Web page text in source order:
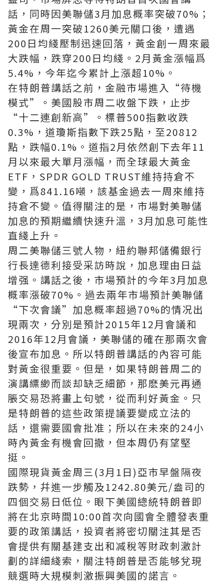
話，同時因美聯儲3月加息概率突破70%；
黃金在周一突破1260美元關口後，遭遇
200日均綫壓制迅速回落，黃金創一周來最
大跌幅，跌穿200日均綫。2月黃金漲幅爲
5.4%，今年迄今累計上漲超10%。
在特朗普講話之前，金融市場進入“待機
模式”。美國股市周二收盤下跌，止步
“十二連創新高”。標普500指數收跌
0.3%，道瓊斯指數下跌25點，至20812
點，跌幅0.1%。道指2月依然創下去年11
月以來最大單月漲幅，而全球最大黃金
ETF，SPDR GOLD TRUST維持持倉不
變，爲841.16噸，該基金過去一周來維持
持倉不變。值得關注的是，市場對美聯儲
加息的預期繼續快速升溫，3月加息可能性
直綫上升。
周二美聯儲三號人物，紐約聯邦儲備銀行
行長達德利接受采訪時說，加息理由日益
增强。講話之後，市場預計的今年3月加息
概率漲破70%。過去兩年市場預計美聯儲
“下次會議”加息概率超過70%的情况出
現兩次，分別是預計2015年12月會議和
2016年12月會議，美聯儲的確在那兩次會
後宣布加息。所以特朗普講話的內容可能
對黃金很重要。但是，如果特朗普周二的
演講縹緲而談却缺乏細節，那麽美元再通
脹交易恐將畫上句號，從而利好黃金。只
是特朗普的這些政策提議要變成立法的
話，還需要國會批准；所以在未來的24小
時內黃金有機會回撤，但本周仍有望堅
挺。
國際現貨黃金周三(3月1日)亞市早盤隔夜
跌勢，幷進一步觸及1242.80美元/盎司的
四個交易日低位。眼下美國總統特朗普即
將在北京時間10:00首次向國會全體發表重
要的政策講話，投資者將密切關注其是否
會提供有關基建支出和减稅等財政刺激計
劃的詳細綫索，關注特朗普是否能够兌現
競選時大規模刺激振興美國的諾言。